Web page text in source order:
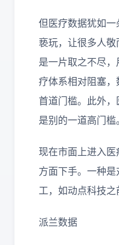
但医疗数据犹如
亵玩，让很多人
是一片取之不尽
疗体系相对阻塞
首道门槛。此外
是别的一道高门槛。
现在市面上进入
方面下手。一种
工，如动点科技之
派兰数据